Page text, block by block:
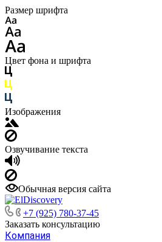
Размер шрифта
Цвет фона и шрифта
Изображения
Озвучивание текста
Обычная версия сайта
+7 (925) 780-37-45
Заказать консультацию
Компания